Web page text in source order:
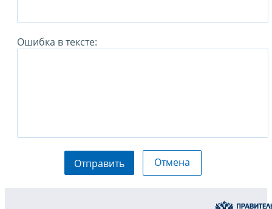
Ошибка в тексте:
Отправить Отмена